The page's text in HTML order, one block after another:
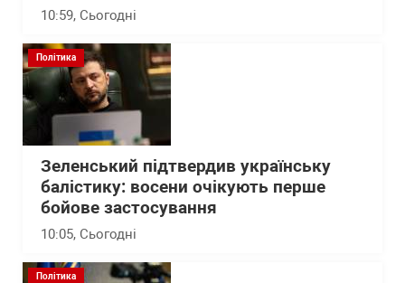
10:59, Сьогодні
Політика
Зеленський підтвердив українську
балістику: восени очікують перше
бойове застосування
10:05, Сьогодні
Політика